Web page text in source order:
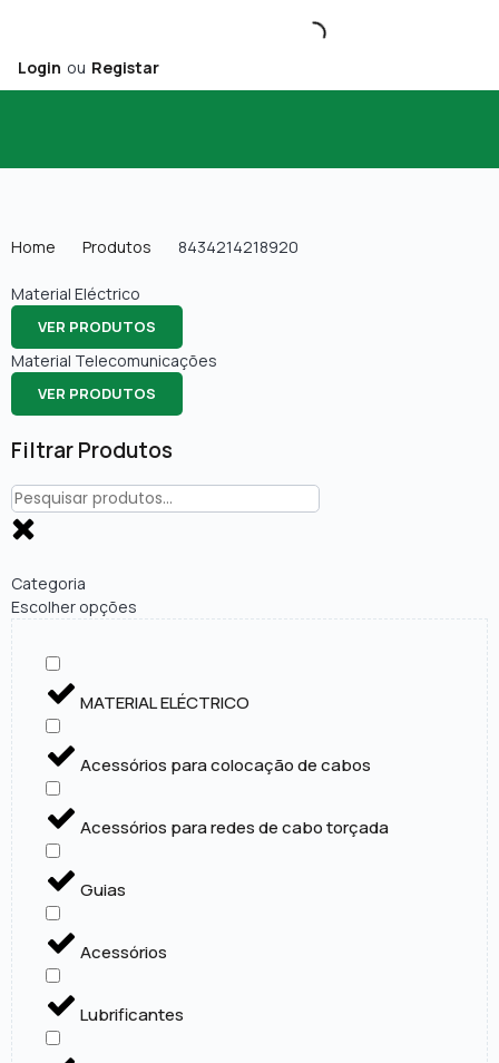
Login ou Registar
Home Produtos 8434214218920
Filtrar Produtos
Categoria
Escolher opções
MATERIAL ELÉCTRICO
Acessórios para colocação de cabos
Acessórios para redes de cabo torçada
Guias
Acessórios
Lubrificantes
Material Eléctrico
VER PRODUTOS
Material Telecomunicações
VER PRODUTOS